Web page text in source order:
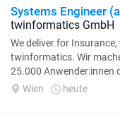
Systems Engineer
twinformatics GmbH
We deliver for
twinformatics. Wir
25.000 Anwender:innen
Wien
heute